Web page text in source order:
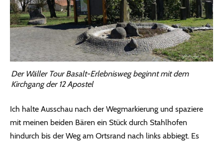
Der Wäller Tour Basalt-Erlebnisweg beginnt mit dem
Kirchgang der 12 Apostel
Ich halte Ausschau nach der Wegmarkierung und spaziere
mit meinen beiden Bären ein Stück durch Stahlhofen
hindurch bis der Weg am Ortsrand nach links abbiegt. Es